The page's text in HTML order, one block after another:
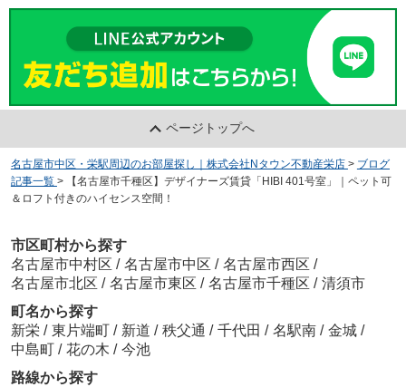
ページトップへ
名古屋市中区・栄駅周辺のお部屋探し｜株式会社Nタウン不動産栄店 > ブログ
記事一覧 >
【名古屋市千種区】デザイナーズ賃貸「HIBI 401号室」｜ペット可
＆ロフト付きのハイセンス空間！
市区町村から探す
名古屋市中村区 / 名古屋市中区 / 名古屋市西区 /
名古屋市北区 / 名古屋市東区 / 名古屋市千種区 / 清須市
町名から探す
新栄 / 東片端町 / 新道 / 秩父通 / 千代田 / 名駅南 / 金城 /
中島町 / 花の木 / 今池
路線から探す